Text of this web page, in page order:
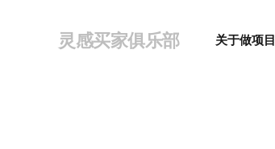
灵感买家俱乐部 关于做项目